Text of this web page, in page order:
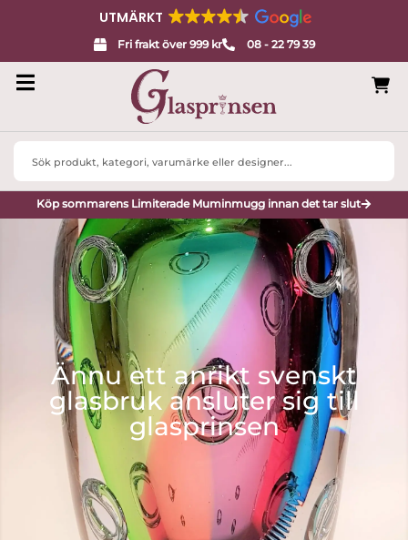
UTMÄRKT
Fri frakt över 999 kr 08 - 22 79 39
Search
Köp sommarens Limiterade Muminmugg innan det tar slut
Ännu ett anrikt svenskt
glasbruk ansluter sig till
glasprinsen